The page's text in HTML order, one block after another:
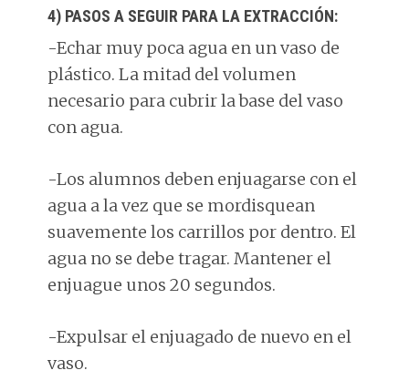
4) PASOS A SEGUIR PARA LA EXTRACCIÓN:
-Echar muy poca agua en un vaso de
plástico. La mitad del volumen
necesario para cubrir la base del vaso
con agua.
-Los alumnos deben enjuagarse con el
agua a la vez que se mordisquean
suavemente los carrillos por dentro. El
agua no se debe tragar. Mantener el
enjuague unos 20 segundos.
-Expulsar el enjuagado de nuevo en el
vaso.